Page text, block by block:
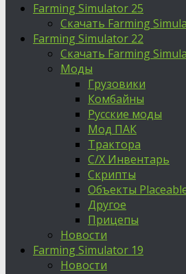
Farming Simulator 25
Скачать Farming
Farming Simulator 22
Скачать Farming
Моды
Грузовики
Комбайны
Русские моды
Мод ПАК
Трактора
С/Х Инвентарь
Скрипты
Объекты
Другое
Прицепы
Новости
Farming Simulator 19
Новости